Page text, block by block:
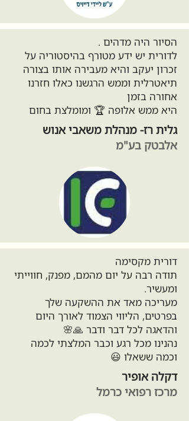
הסיור היה מדהים .
לדורית יש ידע מטורף בהיסטוריה על
זכרון יעקב והיא מעבירה אותו בצורה
תיאטרלית וממש הרגשנו כאלו חזרנו
אחורה בזמן
היא ממש אלופה 🏆 ומומלצת בחום
גלית רז- מנהלת משאבי אנוש
אלבטק בע"מ
דורית מקסימה
תודה רבה על יום מהמם, מפנק, חווייתי
ומעשיר.
מעריכה מאד את ההשקעה שלך
בפרטים, הליווי הצמוד לאורך היום
והדאגה לכל דבר ודבר 🙏🌸
נהנינו מכל רגע וכבר המלצתי לכמה
וכמה ששאלו 😃
דקלה אופיר
מרכז רפואי כרמל